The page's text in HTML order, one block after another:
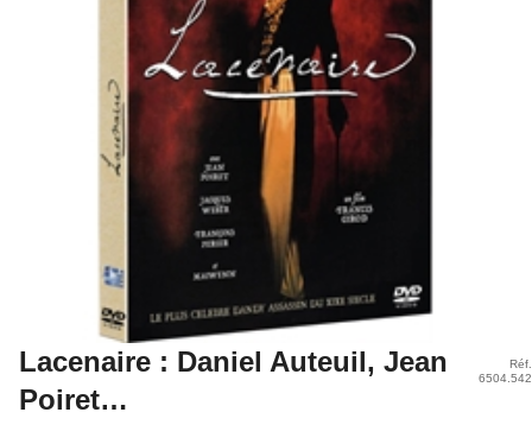
Lacenaire : Daniel Auteuil, Jean
Poiret…
Réf.
6504.542